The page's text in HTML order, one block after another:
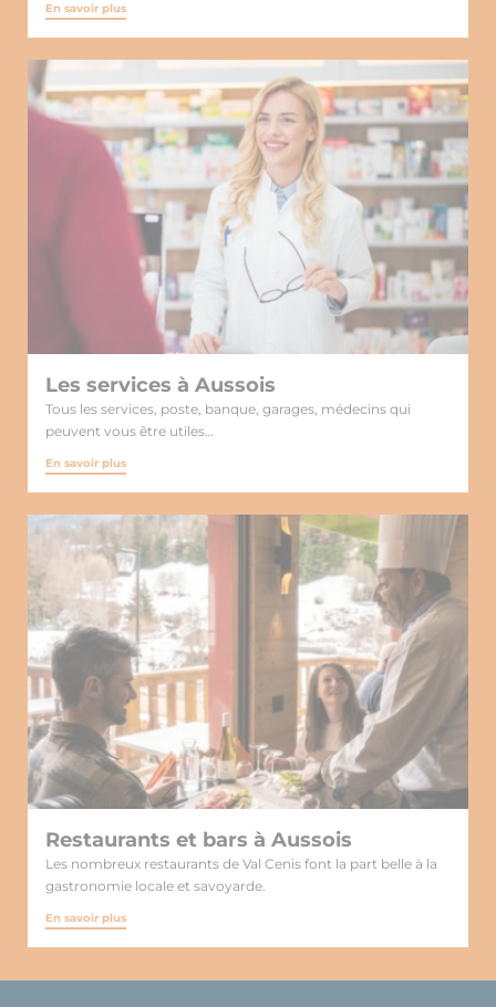
En savoir plus
Les services à Aussois
Tous les services, poste, banque, garages, médecins qui
peuvent vous être utiles…
En savoir plus
Restaurants et bars à Aussois
Les nombreux restaurants de Val Cenis font la part belle à la
gastronomie locale et savoyarde.
En savoir plus